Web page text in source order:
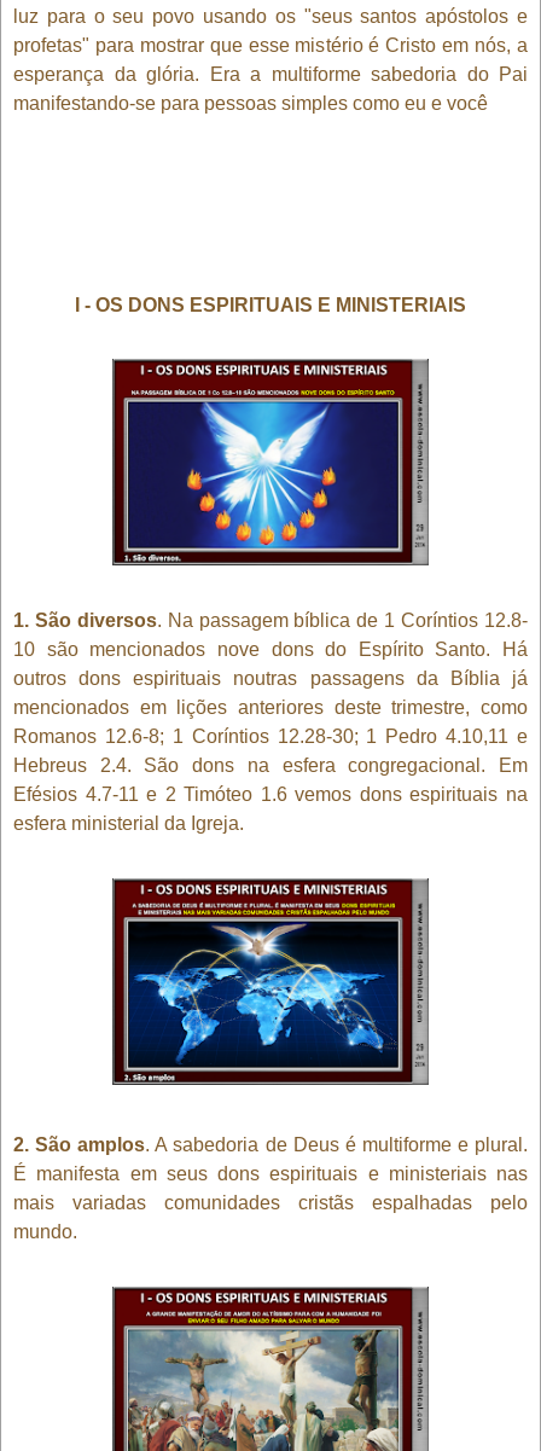
luz para o seu povo usando os "seus santos apóstolos e
profetas" para mostrar que esse mistério é Cristo em nós, a
esperança da glória. Era a multiforme sabedoria do Pai
manifestando-se para pessoas simples como eu e você
I - OS DONS ESPIRITUAIS E MINISTERIAIS
1. São diversos. Na passagem bíblica de 1 Coríntios 12.8-
10 são mencionados nove dons do Espírito Santo. Há
outros dons espirituais noutras passagens da Bíblia já
mencionados em lições anteriores deste trimestre, como
Romanos 12.6-8; 1 Coríntios 12.28-30; 1 Pedro 4.10,11 e
Hebreus 2.4. São dons na esfera congregacional. Em
Efésios 4.7-11 e 2 Timóteo 1.6 vemos dons espirituais na
esfera ministerial da Igreja.
2. São amplos. A sabedoria de Deus é multiforme e plural.
É manifesta em seus dons espirituais e ministeriais nas
mais variadas comunidades cristãs espalhadas pelo
mundo.